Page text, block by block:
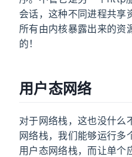
会话，这种不同进程共享
所有由内核暴露出来的资
的！
用户态网络
对于网络栈，这也没什么
网络栈，我们能够运行多
用户态网络栈，而让单个